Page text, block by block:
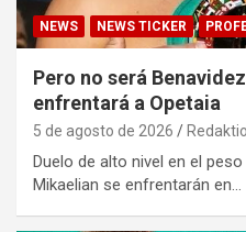
NEWS NEWS TICKER
Pero no será
enfrentará a Opetaia
5 de agosto de 2026
Duelo de alto nivel en el
Mikaelian se enfrentarán en…